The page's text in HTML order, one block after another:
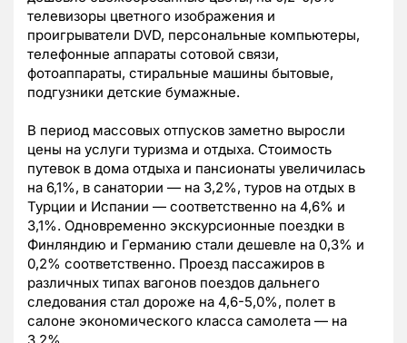
телевизоры цветного изображения и
проигрыватели DVD, персональные компьютеры,
телефонные аппараты сотовой связи,
фотоаппараты, стиральные машины бытовые,
подгузники детские бумажные.
В период массовых отпусков заметно выросли
цены на услуги туризма и отдыха. Стоимость
путевок в дома отдыха и пансионаты увеличилась
на 6,1%, в санатории — на 3,2%, туров на отдых в
Турции и Испании — соответственно на 4,6% и
3,1%. Одновременно экскурсионные поездки в
Финляндию и Германию стали дешевле на 0,3% и
0,2% соответственно. Проезд пассажиров в
различных типах вагонов поездов дальнего
следования стал дороже на 4,6-5,0%, полет в
салоне экономического класса самолета — на